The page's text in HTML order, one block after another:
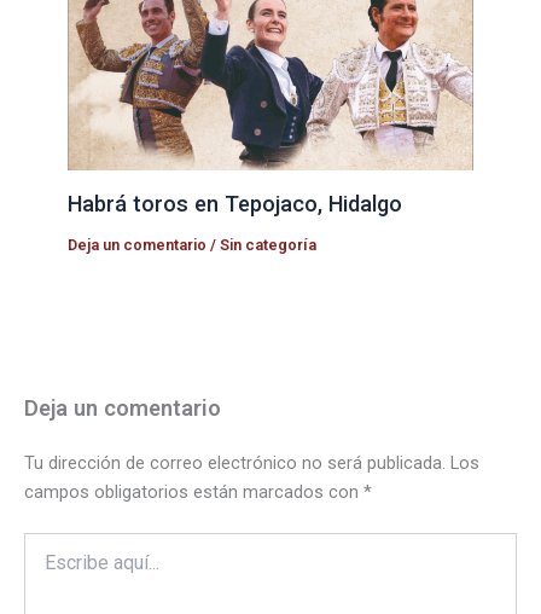
Habrá toros en Tepojaco, Hidalgo
Deja un comentario /Sin categoría
Deja un comentario
Tu dirección de correo electrónico no será publicada. Los
campos obligatorios están marcados con *
aquí...